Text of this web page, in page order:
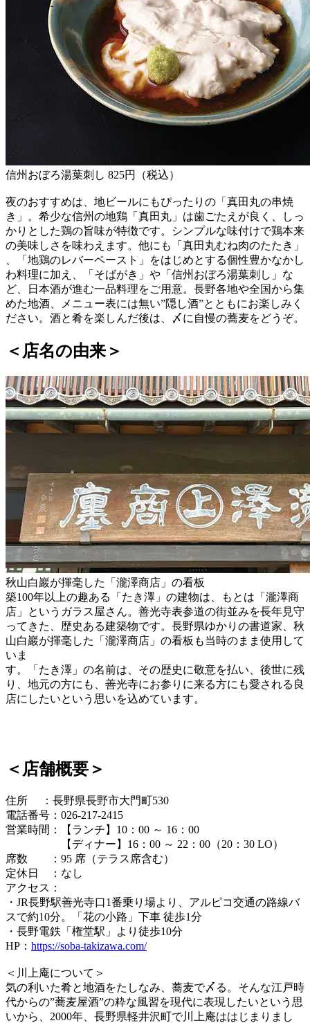
信州おぼろ湯葉刺し 825円（税込）
夜のおすすめは、地ビールにもぴったりの「真田丸の串焼
き」。希少な信州の地鶏「真田丸」は歯ごたえが良く、しっ
かりとした鶏の旨味が特徴です。シンプルな味付けで鶏本来
の美味しさを味わえます。他にも「真田丸むね肉のたたき」
、「地鶏のレバーペースト」をはじめとする個性豊かなかし
わ料理に加え、「そばがき」や「信州おぼろ湯葉刺し」な
ど、日本酒が進む一品料理をご用意。長野各地や全国から集
めた地酒、メニュー表には無い”隠し酒”とともにお楽しみく
ださい。酒と肴を楽しんだ後は、〆に自慢の蕎麦をどうぞ。
＜店名の由来＞
秋山白巖が揮毫した「瀧澤商店」の看板
築100年以上の趣ある「たき澤」の建物は、もとは「瀧澤商
店」というガラス屋さん。善光寺表参道の街並みを長年見守
ってきた、歴史ある建築物です。長野県ゆかりの書道家、秋
山白巖が揮毫した「瀧澤商店」の看板も当時のまま使用して
いま
す。「たき澤」の名前は、その歴史に敬意を払い、後世に残
り、地元の方にも、善光寺にお参りに来る方にも愛される良
店にしたいという思いを込めています。
＜店舗概要＞
住所 ：長野県長野市大門町530
電話番号：026-217-2415
営業時間：【ランチ】10：00 ～ 16：00
【ディナー】16：00 ～ 22：00（20：30 LO）
席数 ：95 席（テラス席含む）
定休日 ：なし
アクセス：
・JR長野駅善光寺口1番乗り場より、アルピコ交通の路線バ
スで約10分。「花の小路」下車 徒歩1分
・長野電鉄「権堂駅」より徒歩10分
HP： https://soba-takizawa.com/
＜川上庵について＞
気の利いた肴と地酒をたしなみ、蕎麦で〆る。そんな江戸時
代からの”蕎麦屋酒”の粋な風習を現代に表現したいという思
いから、2000年、長野県軽井沢町で川上庵ははじまりまし